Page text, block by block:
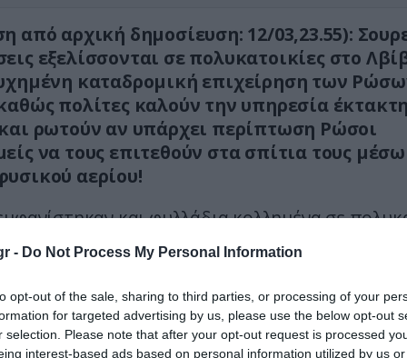
- Do Not Process My Personal Information
opt-out of the sale, sharing to third parties, or processing of your
for targeted advertising by us, please use the below opt-out
selection. Please note that after your opt-out request is processed
interest-based ads based on personal information utilized by us
από αρχική δημοσίευση: 12/03,23.55):
εξελίσσονται σε πολυκατοικίες στο
καταδρομική επιχείρηση των
πολίτες καλούν την υπηρεσία
ρωτούν αν υπάρχει περίπτωση Ρώσοι
να τους επιτεθούν στα σπίτια τους
αερίου!
και φυλλάδια κολλημένα σε
ότι δεν χωράνε στρατιώτες μέσα από τους
δεν θα μπορέσουν να μπουν στο σπίτι σας
σωλήνα αερίου, είναι μικρός! Σταματήστε να